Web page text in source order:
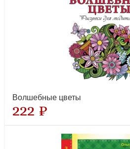
Волшебные цветы
222 ₽